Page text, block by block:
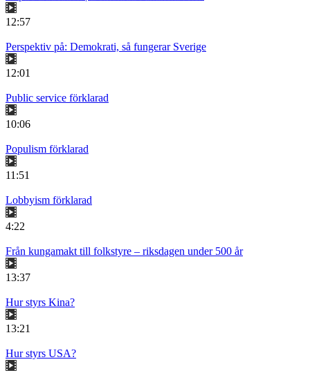
12:57
Perspektiv på: Demokrati, så fungerar Sverige
12:01
Public service förklarad
10:06
Populism förklarad
11:51
Lobbyism förklarad
4:22
Från kungamakt till folkstyre – riksdagen under 500 år
13:37
Hur styrs Kina?
13:21
Hur styrs USA?